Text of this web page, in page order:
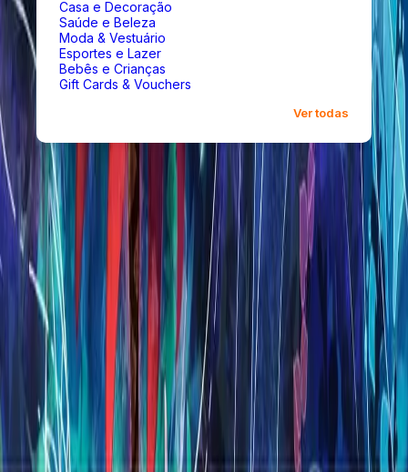
Casa e Decoração
Saúde e Beleza
Moda & Vestuário
Esportes e Lazer
Bebês e Crianças
Gift Cards & Vouchers
Ver todas
Opções de Presente
INCOMM
Gift Card Digital Riot Valorant R$50,00
R$R$ 50,00
INCOMM
Gift Card Digital McAfee Plus Premium
Individual R$149,90
R$ R$ 149,90
INCOMM
Gift Card Digital McAfee Total Protection 5
Dispositivos R$79,90